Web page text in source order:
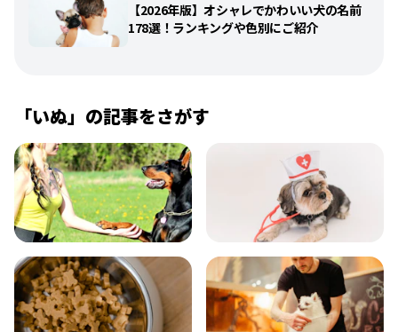
【2026年版】オシャレでかわいい犬の名前
178選！ランキングや色別にご紹介
「いぬ」の記事をさがす
飼い方 健康